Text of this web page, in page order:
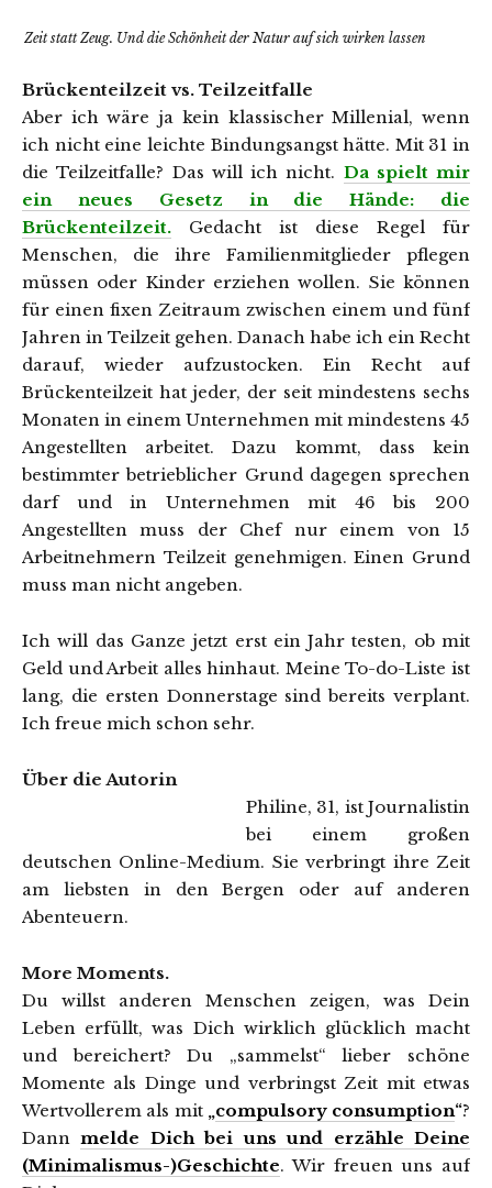
Zeit statt Zeug. Und die Schönheit der Natur auf sich wirken lassen
Brückenteilzeit vs. Teilzeitfalle
Aber ich wäre ja kein klassischer Millenial, wenn
ich nicht eine leichte Bindungsangst hätte. Mit 31 in
die Teilzeitfalle? Das will ich nicht. Da spielt mir
ein neues Gesetz in die Hände: die
Brückenteilzeit. Gedacht ist diese Regel für
Menschen, die ihre Familienmitglieder pflegen
müssen oder Kinder erziehen wollen. Sie können
für einen fixen Zeitraum zwischen einem und fünf
Jahren in Teilzeit gehen. Danach habe ich ein Recht
darauf, wieder aufzustocken. Ein Recht auf
Brückenteilzeit hat jeder, der seit mindestens sechs
Monaten in einem Unternehmen mit mindestens 45
Angestellten arbeitet. Dazu kommt, dass kein
bestimmter betrieblicher Grund dagegen sprechen
darf und in Unternehmen mit 46 bis 200
Angestellten muss der Chef nur einem von 15
Arbeitnehmern Teilzeit genehmigen. Einen Grund
muss man nicht angeben.
Ich will das Ganze jetzt erst ein Jahr testen, ob mit
Geld und Arbeit alles hinhaut. Meine To-do-Liste ist
lang, die ersten Donnerstage sind bereits verplant.
Ich freue mich schon sehr.
Über die Autorin
Philine, 31, ist Journalistin
bei einem großen
deutschen Online-Medium. Sie verbringt ihre Zeit
am liebsten in den Bergen oder auf anderen
Abenteuern.
More Moments.
Du willst anderen Menschen zeigen, was Dein
Leben erfüllt, was Dich wirklich glücklich macht
und bereichert? Du „sammelst“ lieber schöne
Momente als Dinge und verbringst Zeit mit etwas
Wertvollerem als mit „compulsory consumption“?
Dannmelde Dich bei uns und erzähle Deine
(Minimalismus-)Geschichte. Wir freuen uns auf